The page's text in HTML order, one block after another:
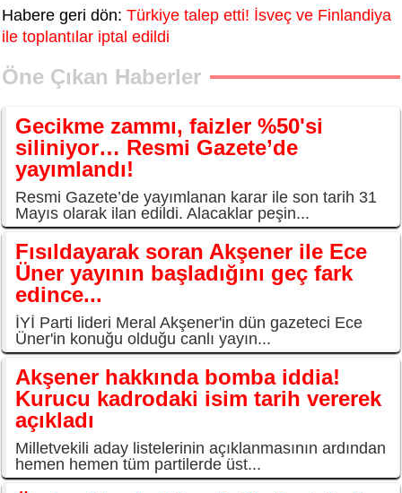
Habere geri dön: Türkiye talep etti! İsveç ve Finlandiya
ile toplantılar iptal edildi
Öne Çıkan Haberler
Gecikme zammı, faizler %50'si
siliniyor… Resmi Gazete’de
yayımlandı!
Resmi Gazete’de yayımlanan karar ile son tarih 31
Mayıs olarak ilan edildi. Alacaklar peşin...
Fısıldayarak soran Akşener ile Ece
Üner yayının başladığını geç fark
edince...
İYİ Parti lideri Meral Akşener'in dün gazeteci Ece
Üner'in konuğu olduğu canlı yayın...
Akşener hakkında bomba iddia!
Kurucu kadrodaki isim tarih vererek
açıkladı
Milletvekili aday listelerinin açıklanmasının ardından
hemen hemen tüm partilerde üst...